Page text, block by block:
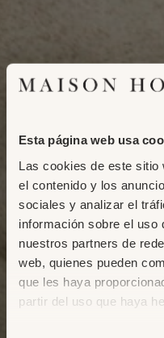
Esta página web usa
Las cookies de este sitio
el contenido y los
sociales y analizar el
información sobre el uso
nuestros partners de
web, quienes pueden
que les haya
partir del uso que haya